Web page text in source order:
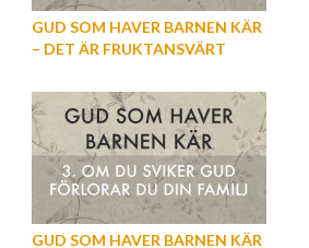
GUD SOM HAVER BARNEN KÄR
– DET ÄR FRUKTANSVÄRT
GUD SOM HAVER BARNEN KÄR